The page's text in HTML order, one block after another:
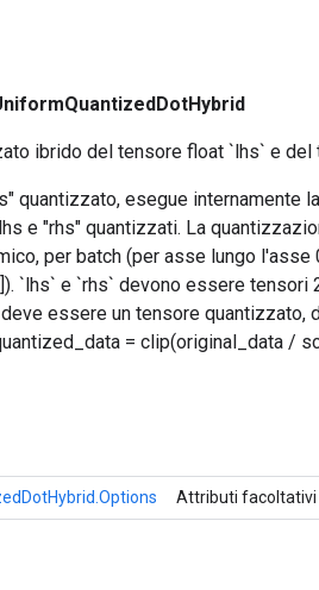
ibrido del tensore float `lhs` e
quantizzato, esegue internamente
e "rhs" quantizzati. La
per batch (per asse lungo
`lhs` e `rhs` devono essere
essere un tensore quantizzato,
= clip(original_data /
Attributi